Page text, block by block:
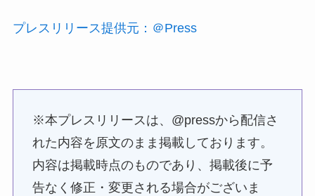
プレスリリース提供元：＠Press
※本プレスリリースは、@pressから配信さ
れた内容を原文のまま掲載しております。
内容は掲載時点のものであり、掲載後に予
告なく修正・変更される場合がございま